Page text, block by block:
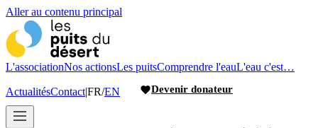
Aller au contenu principal
L'associationNos actionsLes puitsComprendre l'eauL'eau c'est…
ActualitésContact|FR/EN Devenir donateur